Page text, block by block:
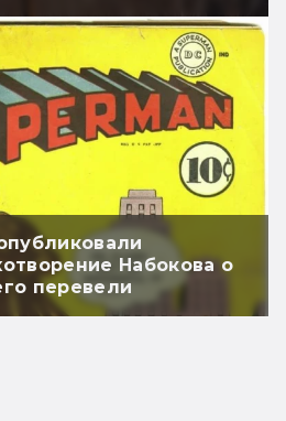
Набокова о
перевели